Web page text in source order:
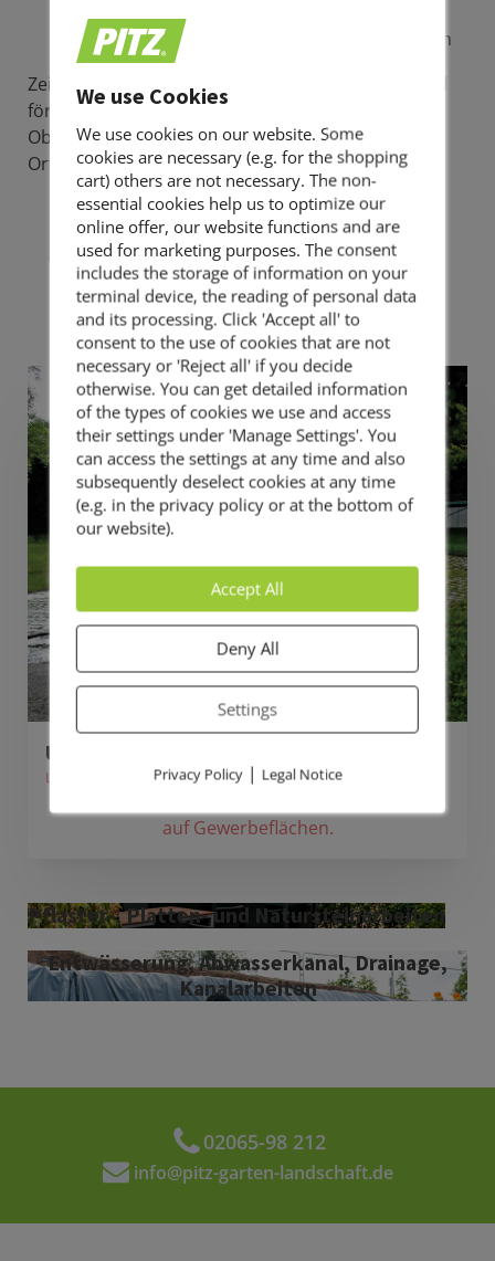
Prüfung und Beseitigung von Gefahrenstellen
Zeitlich abgestimmte Pflegeintervalle erhalten und
fördern die gleichbleibende Schönheit Ihres
Objektes. Vereinbaren Sie einen unverbindlichen
Ortstermin.
Umweltfreundliche Unkrautvernichtung
Leistung Gewerbe
auf Gewerbeflächen.
Pflaster-, Platten- und Natursteinarbeiten
Entwässerung, Abwasserkanal, Drainage,
Kanalarbeiten
02065-98 212
info@pitz-garten-landschaft.de
We use Cookies
We use cookies on our website. Some
cookies are necessary (e.g. for the shopping
cart) others are not necessary. The non-
essential cookies help us to optimize our
online offer, our website functions and are
used for marketing purposes. The consent
includes the storage of information on your
terminal device, the reading of personal data
and its processing. Click 'Accept all' to
consent to the use of cookies that are not
necessary or 'Reject all' if you decide
otherwise. You can get detailed information
of the types of cookies we use and access
their settings under 'Manage Settings'. You
can access the settings at any time and also
subsequently deselect cookies at any time
(e.g. in the privacy policy or at the bottom of
our website).
Accept All
Deny All
Settings
Privacy Policy| Legal Notice